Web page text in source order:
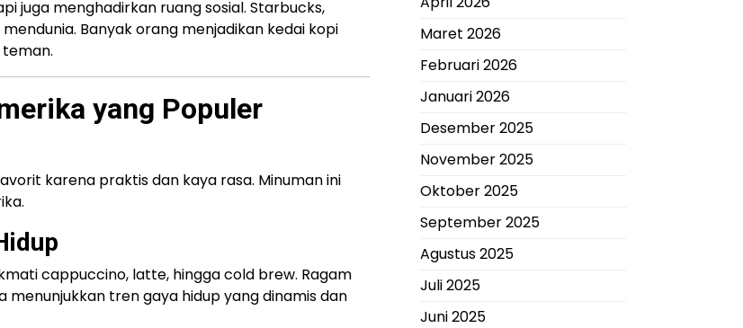
juga menghadirkan ruang sosial. Starbucks,
Banyak orang menjadikan kedai kopi
yang Populer
karena praktis dan kaya rasa. Minuman ini
cappuccino, latte, hingga cold brew. Ragam
tren gaya hidup yang dinamis dan
Maret 2026
Februari 2026
Januari 2026
Desember 2025
November 2025
Oktober 2025
September 2025
Agustus 2025
Juli 2025
Juni 2025